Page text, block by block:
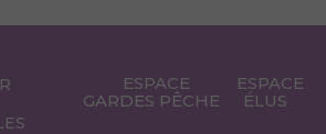
ESPACE
GARDES PÊCHE
ESPACE
ÉLUS